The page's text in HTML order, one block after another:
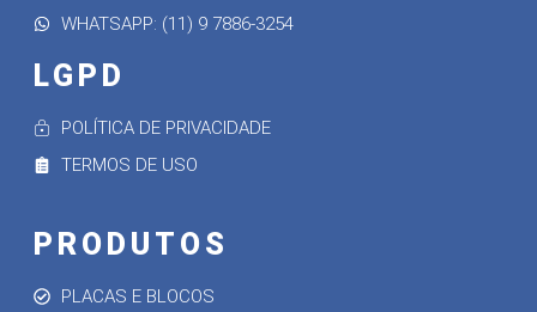
WHATSAPP: (11) 9 7886-3254
LGPD
POLÍTICA DE PRIVACIDADE
TERMOS DE USO
PRODUTOS
PLACAS E BLOCOS